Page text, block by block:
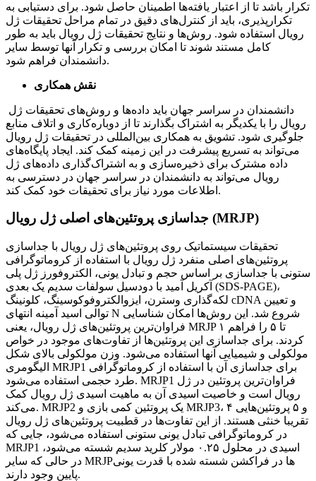
تکرار باشد تا از اعتبار یافته‌ها اطمینان حاصل شود. برای دستیابی به
تکرارپذیری، باید از کنترل‌های دقیق در تمام مراحل تحقیقات ژل
رویال استفاده شود. روش‌ها و نتایج تحقیقات ژل رویال باید به طور
کامل مستند شوند تا امکان بررسی و تکرار آنها توسط سایر
دانشمندان فراهم شود.
نقش همکاری
رویال را با یکدیگر به اشتراک بگذارند تا از دوباره‌کاری و اتلاف منابع
جلوگیری شود. تشویق به همکاری بین‌المللی در تحقیقات ژل رویال
می‌تواند به تسریع پیشرفت در این زمینه کمک کند. ایجاد پایگاه‌های
داده مشترک برای ذخیره‌سازی و به اشتراک‌گذاری داده‌های ژل
رویال می‌تواند به دانشمندان در سراسر جهان در دسترسی به
اطلاعات مورد نیاز برای تحقیقات خود کمک کند.
جداسازی پروتئین‌های اصلی ژل رویال (MRJP)
تحقیقات سیستماتیک روی پروتئین‌های ژل رویال با جداسازی
پروتئین‌های اصلی منفرد ژل رویال با استفاده از کروماتوگرافی
ستونی با جداسازی بر اساس حجم و تبادل یونی، الکتروفورز ژل پلی
آکریل آمید با دودسیل سولفات سدیم یک بعدی (SDS-PAGE)،
لکه‌گذاری وسترن، ایزوالکتروفوکوسینگ، کلونینگ cDNA و تعیین
توالی اسید آمینه انتهای N شروع شد. این روش‌ها امکان شناسایی
فراوان‌ترین پروتئین‌های ژل رویال، یعنی MRJP ۱ تا ۵ را فراهم
کردند. برای جداسازی این پروتئین‌ها از تفاوت‌های موجود در خواص
مولکولی و شیمیایی آنها استفاده می‌شود. وزن مولکولی بالای شکل
الیگومری MRJP1 برای جداسازی آن با استفاده از کروماتوگرافی
طرد حجمی استفاده می‌شود. MRJP1 فراوان‌ترین پروتئین در ژل
رویال است و خاصیت اسیدی آن به ماهیت اسیدی ژل رویال کمک
می‌کند. MRJP2 یک پروتئین کمی بازی و MRJP3، ۴ و ۵ پروتئین‌هایی
تقریبا خنثی هستند. از این تفاوت‌ها در قطبیت پروتئین‌های ژل رویال
در کروماتوگرافی تبادل یونی ستونی استفاده می‌شود، جایی که
MRJP1 اسیدی در محلول ۰.۲۵ مولار کلرید سدیم شسته می‌شود،
در حالی که سایر MRJPها در فراکشن شسته شده با قدرت یونی
پایین وجود دارند.